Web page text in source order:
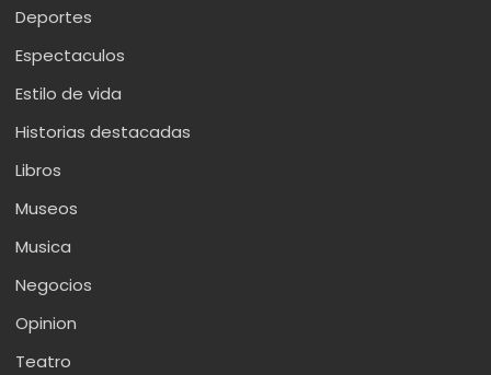
Deportes
Espectaculos
Estilo de vida
Historias destacadas
Libros
Museos
Musica
Negocios
Opinion
Teatro